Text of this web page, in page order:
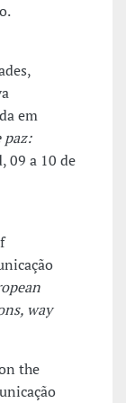
em
paz:
09 a 10 de
way
the